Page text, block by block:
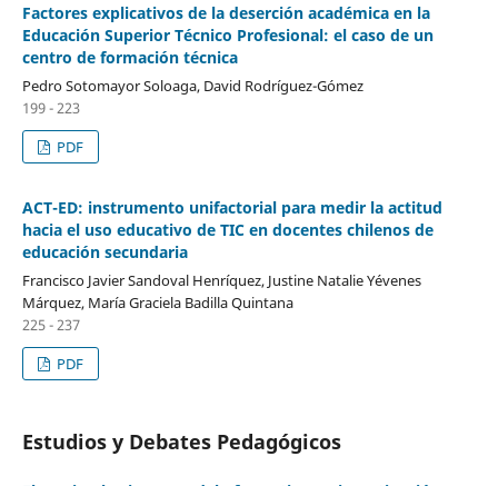
Factores explicativos de la deserción académica en la
Educación Superior Técnico Profesional: el caso de un
centro de formación técnica
Pedro Sotomayor Soloaga, David Rodríguez-Gómez
199 - 223
PDF
ACT-ED: instrumento unifactorial para medir la actitud
hacia el uso educativo de TIC en docentes chilenos de
educación secundaria
Francisco Javier Sandoval Henríquez, Justine Natalie Yévenes
Márquez, María Graciela Badilla Quintana
225 - 237
PDF
Estudios y Debates Pedagógicos